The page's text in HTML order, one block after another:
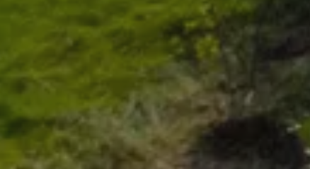
VISITOR_PRIVACY_METADATA
YouTube
.youtube.com
LinkedIn
Corporation
CookieScriptConsent